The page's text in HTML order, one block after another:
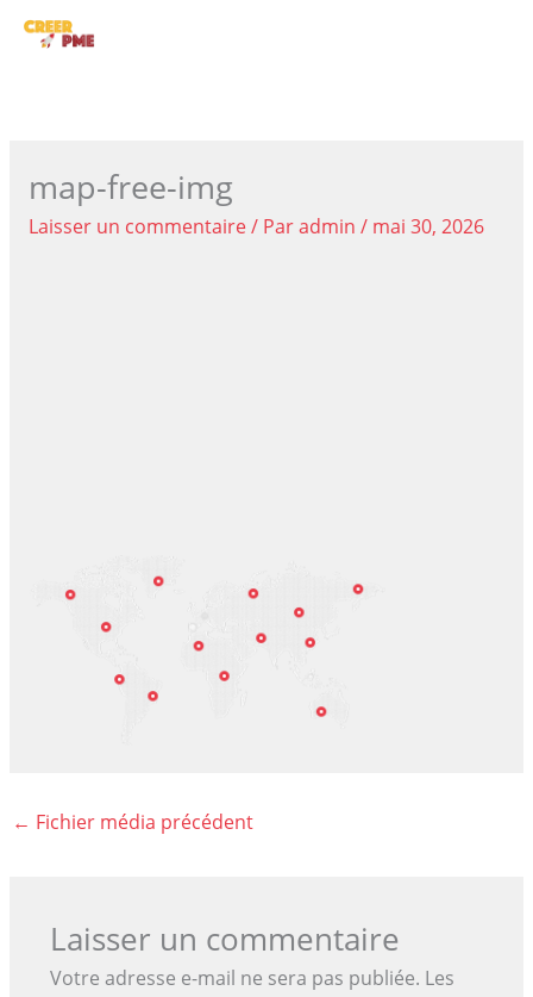
map-free-img
Laisser un commentaire/ Paradmin / mai 30, 2026
← Fichier média précédent
Laisser un commentaire
Votre adresse e-mail ne sera pas publiée. Les